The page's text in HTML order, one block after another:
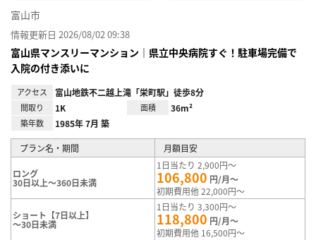
富山市
情報更新日 2026/08/02 09:38
富山県マンスリーマンション｜県立中央病院すぐ！駐車場完備で
入院の付き添いに
アクセス 富山地鉄不二越上滝「栄町駅」徒歩8分
間取り 1K 面積 36m²
築年数 1985年 7月 築
プラン名・期間 月額目安
ロング
30日以上～360日未満
1日当たり 2,900円～
106,800 円/月～
初期費用他 22,000円～
ショート【7日以上】
～30日未満
1日当たり 3,300円～
118,800 円/月～
初期費用他 16,500円～